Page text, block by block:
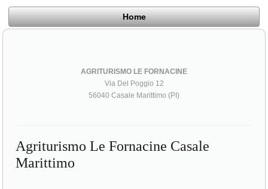
Home
AGRITURISMO LE FORNACINE
Via Del Poggio 12
56040 Casale Marittimo (PI)
Agriturismo Le Fornacine Casale
Marittimo